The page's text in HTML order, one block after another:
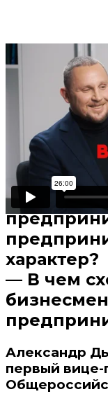
Поделиться
В избранное
Смотреть позже
— Какое
— Как
характер?
— В чем
Александр
первый вице-